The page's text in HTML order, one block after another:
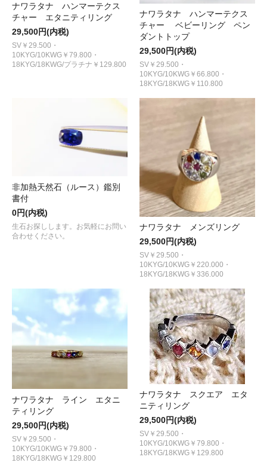
ナワラタナ ハンマーテクス
チャー エタニティリング
29,500円(内税)
SV￥29.500・
10KYG/10KWG￥79.800・
18KYG/18KWG/プラチナ￥129.800
ナワラタナ ハンマーテクス
チャー ベビーリング ペン
ダントトップ
29,500円(内税)
SV￥29.500・
10KYG/10KWG￥66.800・
18KYG/18KWG￥110.800
非加熱天然石（ルース）鑑別
書付
0円(内税)
生石お探しします。お気軽にお問い
合わせください。
ナワラタナ メンズリング
29,500円(内税)
SV￥29.500・
10KYG/10KWG￥220.000・
18KYG/18KWG￥336.000
ナワラタナ ライン エタニ
ティリング
29,500円(内税)
SV￥29.500・
10KYG/10KWG￥79.800・
18KYG/18KWG￥129.800
ナワラタナ スクエア エタ
ニティリング
29,500円(内税)
SV￥29.500・
10KYG/10KWG￥79.800・
18KYG/18KWG￥129.800